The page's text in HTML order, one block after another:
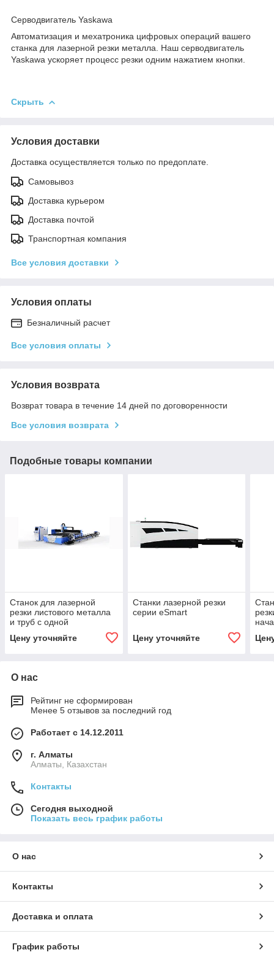
Серводвигатель Yaskawa
Автоматизация и мехатроника цифровых операций вашего
станка для лазерной резки металла. Наш серводвигатель
Yaskawa ускоряет процесс резки одним нажатием кнопки.
Скрыть
Условия доставки
Доставка осуществляется только по предоплате.
Самовывоз
Доставка курьером
Доставка почтой
Транспортная компания
Все условия доставки
Условия оплаты
Безналичный расчет
Все условия оплаты
Условия возврата
Возврат товара в течение 14 дней по договоренности
Все условия возврата
Подобные товары компании
Станок для лазерной
резки листового металла
и труб с одной
Цену уточняйте
Станки лазерной резки
серии eSmart
Цену уточняйте
О нас
Рейтинг не сформирован
Менее 5 отзывов за последний год
Работает с 14.12.2011
г. Алматы
Алматы, Казахстан
Контакты
Сегодня выходной
Показать весь график работы
О нас
Контакты
Доставка и оплата
График работы